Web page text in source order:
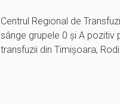
Centrul Regional de
sânge grupele 0 și A pozitiv
transfuzii din Timișoara,